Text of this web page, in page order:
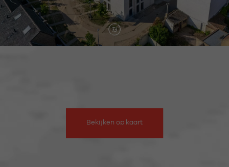
Bekijken op kaart